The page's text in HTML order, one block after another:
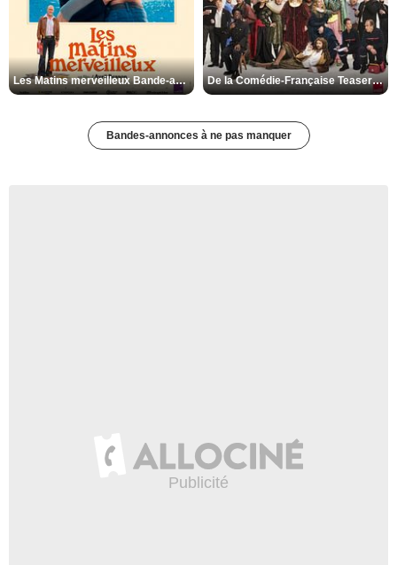
Les Matins merveilleux Bande-annonce VF De la Comédie-Française Teaser VF
Bandes-annonces à ne pas manquer